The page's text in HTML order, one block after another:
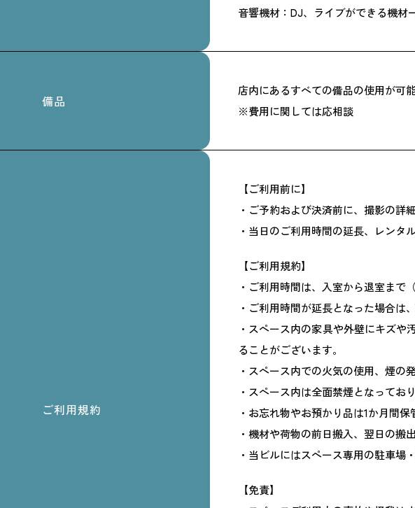
音響機材：DJ、ライブができる機材
備品
店内にあるすべての備品の使用が可能
※費用に関しては応相談
ご利用規約
【ご利用前に】
・ご予約および決済前に、撮影の
・当日のご利用時間の延長、レンタ
【ご利用規約】
・ご利用時間は、入室から退室ま
・ご利用時間が延長となった場合
・スペース内の家具や外壁にキズ
ることがございます。
・スペース内での火気の使用、煙
・スペース内は全面禁煙となっており
・お忘れ物やお預かり品は1か月間保
・機材や荷物の前日搬入、翌日の搬
・当ビルにはスペース専用の駐車
【免責】